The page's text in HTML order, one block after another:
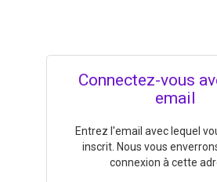
Connectez-vous
email
Entrez l'email avec lequel
inscrit. Nous vous
connexion à cette